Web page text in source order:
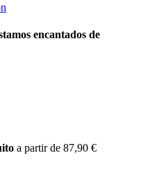
encantados de
a partir de 87,90 €